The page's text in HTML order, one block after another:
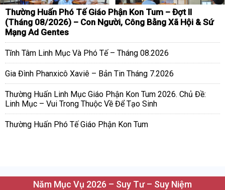
Thường Huấn Phó Tế Giáo Phận Kon Tum – Đợt II
(Tháng 08/2026) – Con Người, Công Bằng Xã Hội & Sứ
Mạng Ad Gentes
Tĩnh Tâm Linh Mục Và Phó Tế – Tháng 08.2026
Gia Đình Phanxicô Xaviê – Bản Tin Tháng 7.2026
Thường Huấn Linh Mục Giáo Phận Kon Tum 2026. Chủ Đề:
Linh Mục – Vui Trong Thuộc Về Để Tạo Sinh
Thường Huấn Phó Tế Giáo Phận Kon Tum
Năm Mục Vụ 2026 – Suy Tư – Suy Niệm